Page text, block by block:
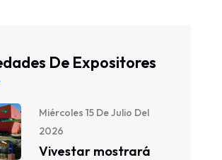
De Expositores
Miércoles 15 De Julio Del
2026
Vivestar mostrará